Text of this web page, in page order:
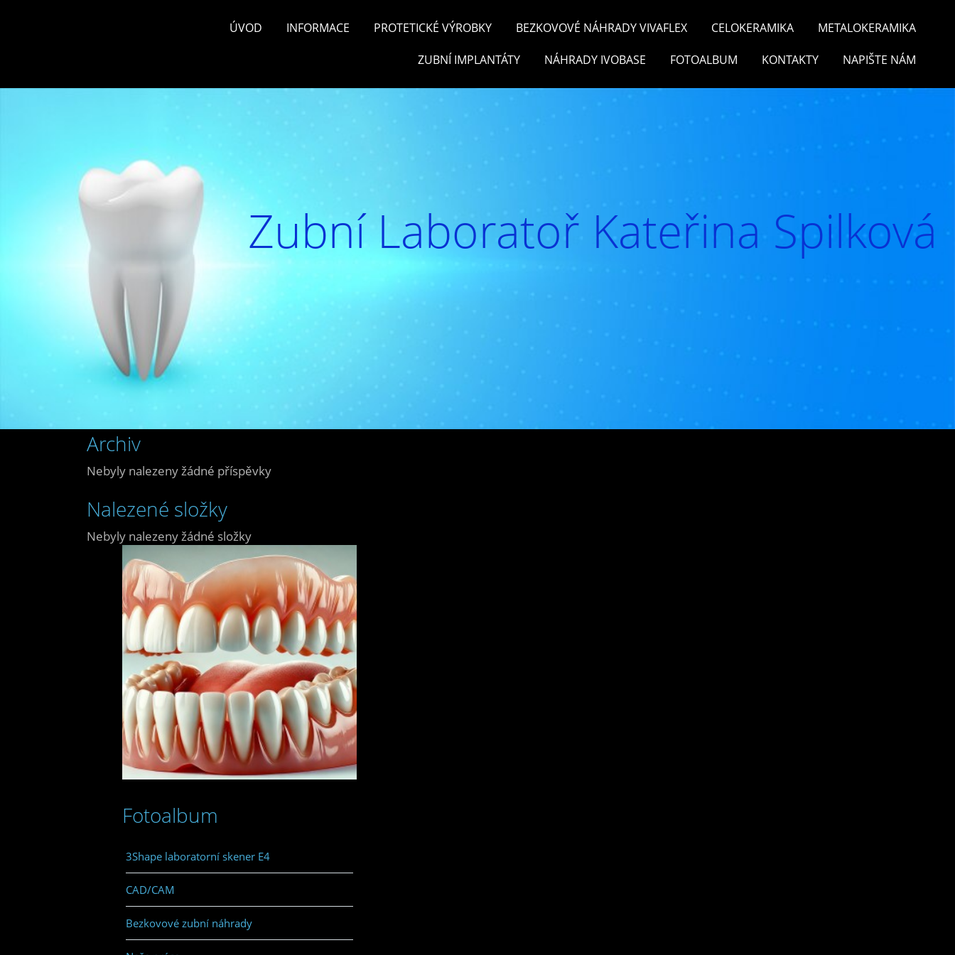
ÚVOD INFORMACE PROTETICKÉ VÝROBKY BEZKOVOVÉ NÁHRADY VIVAFLEX CELOKERAMIKA METALOKERAMIKA
ZUBNÍ IMPLANTÁTY NÁHRADY IVOBASE FOTOALBUM KONTAKTY NAPIŠTE NÁM
Zubní Laboratoř Kateřina Spilková
Archiv
Nebyly nalezeny žádné příspěvky
Nalezené složky
Nebyly nalezeny žádné složky
Fotoalbum
3Shape laboratorní skener E4
CAD/CAM
Bezkovové zubní náhrady